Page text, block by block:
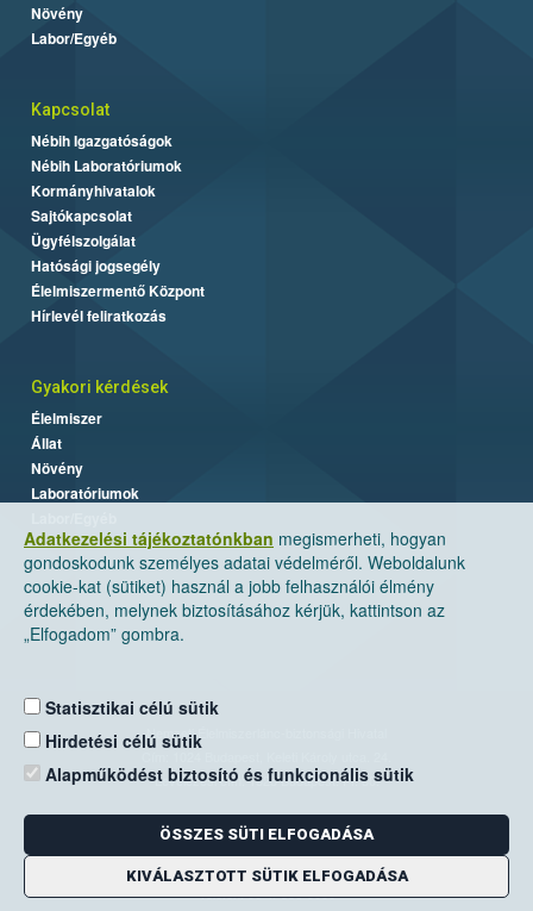
Adatkezelési tájékoztatónkban megismerheti, hogyan
gondoskodunk személyes adatai védelméről. Weboldalunk
cookie-kat (sütiket) használ a jobb felhasználói élmény
érdekében, melynek biztosításához kérjük, kattintson az
„Elfogadom” gombra.
Statisztikai célú sütik
Hirdetési célú sütik
Alapműködést biztosító és funkcionális sütik
ÖSSZES SÜTI ELFOGADÁSA
KIVÁLASZTOTT SÜTIK ELFOGADÁSA
Növény
Labor/Egyéb
Kapcsolat
Nébih Igazgatóságok
Nébih Laboratóriumok
Kormányhivatalok
Sajtókapcsolat
Ügyfélszolgálat
Hatósági jogsegély
Élelmiszermentő Központ
Hírlevél feliratkozás
Gyakori kérdések
Élelmiszer
Állat
Növény
Laboratóriumok
Nemzeti Élelmiszerlánc-biztonsági Hivatal
Levelezési cím: 1525 Budapest. Pf. 30.
E-mail:ugyfelszolgalat@nebih.gov.hu
Zöld szám: 06-80/263-244
Telefon: 06-1/ 336-9000